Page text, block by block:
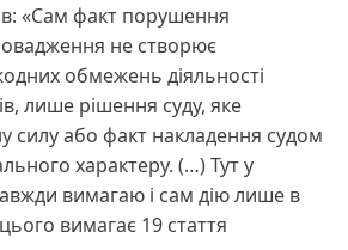
«Сам факт порушення
не створює
обмежень діяльності
лише рішення суду, яке
силу або факт накладення судом
характеру. (…) Тут у
вимагаю і сам дію лише в
вимагає 19 стаття